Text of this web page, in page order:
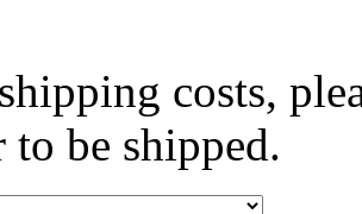
costs,
to be shipped.